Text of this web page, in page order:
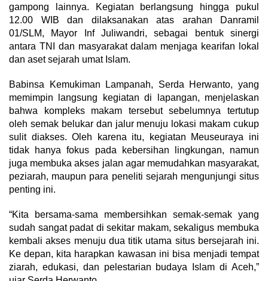
gampong lainnya. Kegiatan berlangsung hingga pukul
12.00 WIB dan dilaksanakan atas arahan Danramil
01/SLM, Mayor Inf Juliwandri, sebagai bentuk sinergi
antara TNI dan masyarakat dalam menjaga kearifan lokal
dan aset sejarah umat Islam.
Babinsa Kemukiman Lampanah, Serda Herwanto, yang
memimpin langsung kegiatan di lapangan, menjelaskan
bahwa kompleks makam tersebut sebelumnya tertutup
oleh semak belukar dan jalur menuju lokasi makam cukup
sulit diakses. Oleh karena itu, kegiatan Meuseuraya ini
tidak hanya fokus pada kebersihan lingkungan, namun
juga membuka akses jalan agar memudahkan masyarakat,
peziarah, maupun para peneliti sejarah mengunjungi situs
penting ini.
“Kita bersama-sama membersihkan semak-semak yang
sudah sangat padat di sekitar makam, sekaligus membuka
kembali akses menuju dua titik utama situs bersejarah ini.
Ke depan, kita harapkan kawasan ini bisa menjadi tempat
ziarah, edukasi, dan pelestarian budaya Islam di Aceh,”